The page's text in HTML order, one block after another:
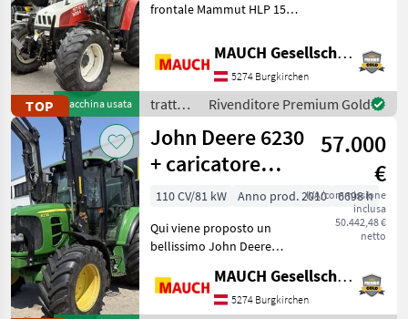
TOP Macchina usata
frontale Mammut HLP 150 -
attrezzi - Multiconnettore -
3 circuiti idraulici -
Comando a leva singola -
Impianto i
MAUCH Gesellschaft m.b.H. & Co.KG
5274 Burgkirchen
trattori
/ Steyr
Rivenditore Premium Gold
John Deere 6230
+ caricatore
frontale Hauer
57.000
€
IVA/commissione
inclusa
50.442,48 €
netto
110 CV/81 kW Anno prod. 2010
6698 h
Qui viene proposto un
bellissimo John Deere
Caricatore frontale (Hauer
POM S110) - Attacco Hauer -
MAUCH Gesellschaft m.b.H. & Co.KG
5274 Burgkirchen